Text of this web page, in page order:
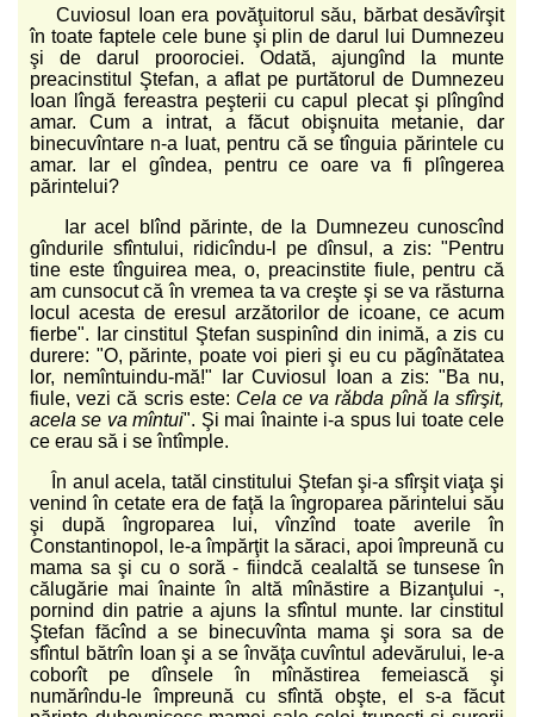
Cuviosul Ioan era povăţuitorul său, bărbat desăvîrşit
în toate faptele cele bune şi plin de darul lui Dumnezeu
şi de darul proorociei. Odată, ajungînd la munte
preacinstitul Ştefan, a aflat pe purtătorul de Dumnezeu
Ioan lîngă fereastra peşterii cu capul plecat şi plîngînd
amar. Cum a intrat, a făcut obişnuita metanie, dar
binecuvîntare n-a luat, pentru că se tînguia părintele cu
amar. Iar el gîndea, pentru ce oare va fi plîngerea
părintelui?
Iar acel blînd părinte, de la Dumnezeu cunoscînd
gîndurile sfîntului, ridicîndu-l pe dînsul, a zis: "Pentru
tine este tînguirea mea, o, preacinstite fiule, pentru că
am cunsocut că în vremea ta va creşte şi se va răsturna
locul acesta de eresul arzătorilor de icoane, ce acum
fierbe". Iar cinstitul Ştefan suspinînd din inimă, a zis cu
durere: "O, părinte, poate voi pieri şi eu cu păgînătatea
lor, nemîntuindu-mă!" Iar Cuviosul Ioan a zis: "Ba nu,
fiule, vezi că scris este: Cela ce va răbda pînă la sfîrşit,
acela se va mîntui". Şi mai înainte i-a spus lui toate cele
ce erau să i se întîmple.
În anul acela, tatăl cinstitului Ştefan şi-a sfîrşit viaţa şi
venind în cetate era de faţă la îngroparea părintelui său
şi după îngroparea lui, vînzînd toate averile în
Constantinopol, le-a împărţit la săraci, apoi împreună cu
mama sa şi cu o soră - fiindcă cealaltă se tunsese în
călugărie mai înainte în altă mînăstire a Bizanţului -,
pornind din patrie a ajuns la sfîntul munte. Iar cinstitul
Ştefan făcînd a se binecuvînta mama şi sora sa de
sfîntul bătrîn Ioan şi a se învăţa cuvîntul adevărului, le-a
coborît pe dînsele în mînăstirea femeiască şi
numărîndu-le împreună cu sfîntă obşte, el s-a făcut